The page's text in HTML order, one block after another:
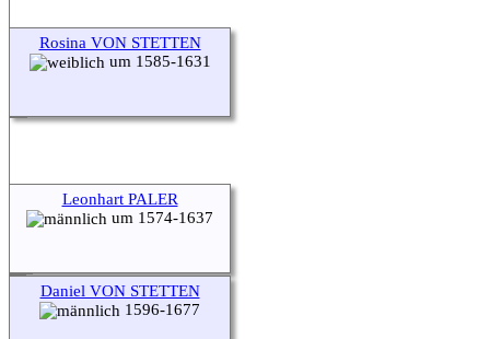
Rosina VON STETTEN
um 1585-1631
Leonhart PALER
um 1574-1637
Daniel VON STETTEN
1596-1677